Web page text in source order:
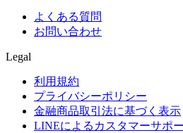
よくある質問
お問い合わせ
Legal
利用規約
プライバシーポリシー
金融商品取引法に基づく表示
LINEによるカスタマーサポ